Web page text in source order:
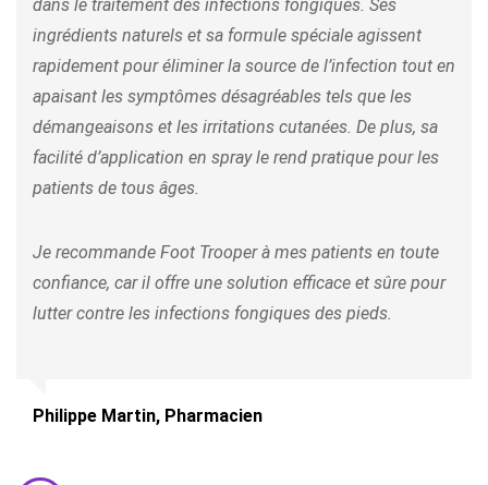
dans le traitement des infections fongiques. Ses
ingrédients naturels et sa formule spéciale agissent
rapidement pour éliminer la source de l’infection tout en
apaisant les symptômes désagréables tels que les
démangeaisons et les irritations cutanées. De plus, sa
facilité d’application en spray le rend pratique pour les
patients de tous âges.
Je recommande Foot Trooper à mes patients en toute
confiance, car il offre une solution efficace et sûre pour
lutter contre les infections fongiques des pieds.
Philippe Martin, Pharmacien